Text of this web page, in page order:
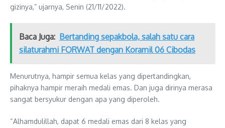
gizinya,” ujarnya, Senin (21/11/2022).
Baca Juga: Bertanding sepakbola, salah satu cara
silaturahmi FORWAT dengan Koramil 06 Cibodas
Menurutnya, hampir semua kelas yang dipertandingkan,
pihaknya hampir meraih medali emas. Dan juga dirinya merasa
sangat bersyukur dengan apa yang diperoleh.
“Alhamdulillah, dapat 6 medali emas dari 8 kelas yang